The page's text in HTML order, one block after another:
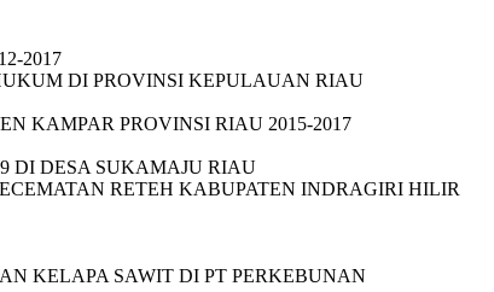
2017
DI PROVINSI KEPULAUAN RIAU
KAMPAR PROVINSI RIAU 2015-2017
DI DESA SUKAMAJU RIAU
RETEH KABUPATEN INDRAGIRI HILIR
KELAPA SAWIT DI PT PERKEBUNAN